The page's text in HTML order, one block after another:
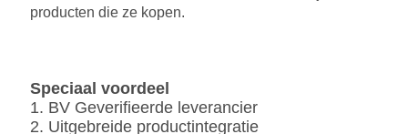
producten die ze kopen.
Speciaal voordeel
1. BV Geverifieerde leverancier
2. Uitgebreide productintegratie